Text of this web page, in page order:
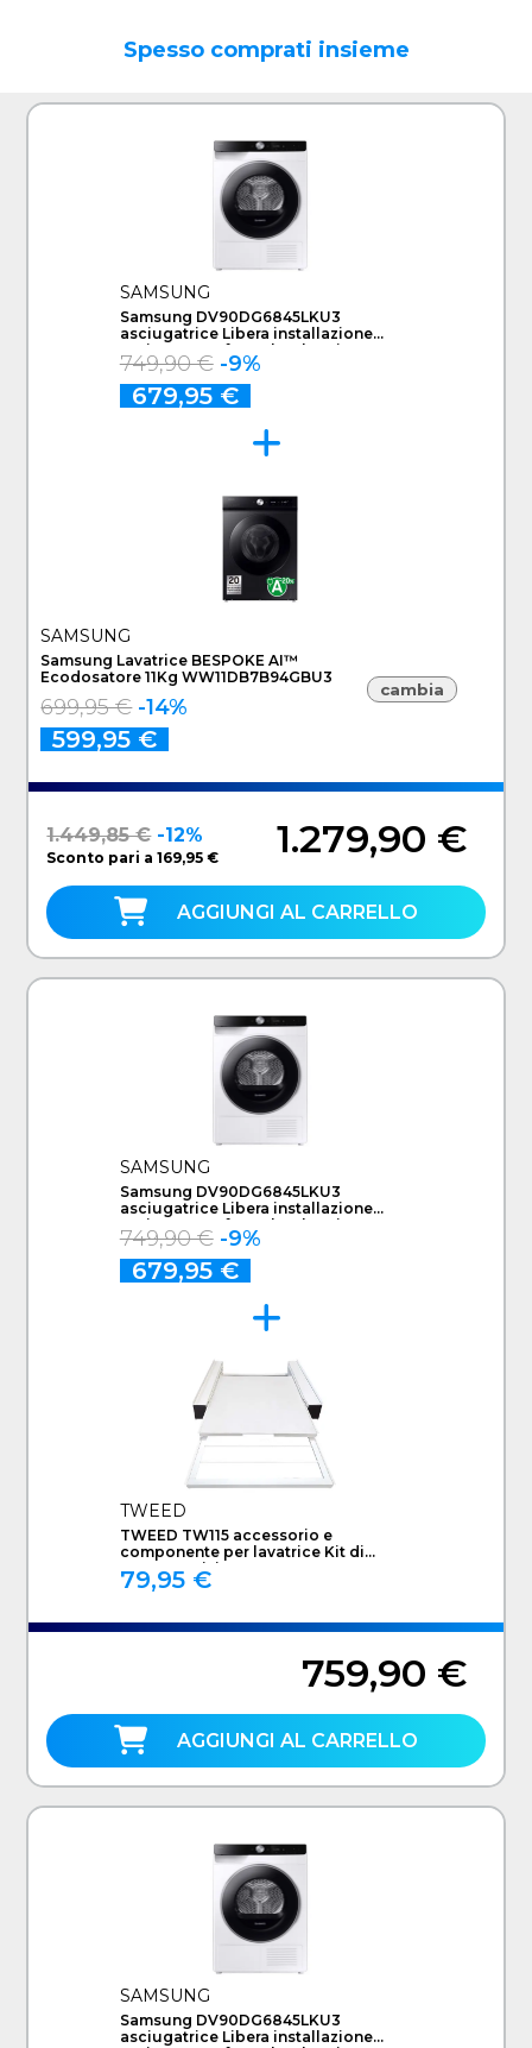
Spesso comprati insieme
SAMSUNG
Samsung DV90DG6845LKU3
asciugatrice Libera installazione
Caricamento frontale 9 kg Bianco
749,90 € -9%
679,95 €
SAMSUNG
Samsung Lavatrice BESPOKE AI™
Ecodosatore 11Kg WW11DB7B94GBU3
699,95 € -14%
599,95 €
cambia
1.449,85 € -12%
Sconto pari a 169,95 € 1.279,90 €
AGGIUNGI AL CARRELLO
SAMSUNG
Samsung DV90DG6845LKU3
asciugatrice Libera installazione
Caricamento frontale 9 kg Bianco
749,90 € -9%
679,95 €
TWEED
TWEED TW115 accessorio e
componente per lavatrice Kit di
sovrapposizione
79,95 €
759,90 €
AGGIUNGI AL CARRELLO
SAMSUNG
Samsung DV90DG6845LKU3
asciugatrice Libera installazione